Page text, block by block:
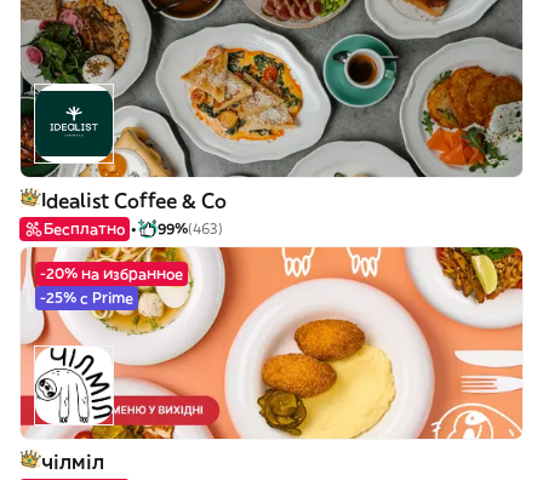
Idealist Coffee & Co
Бесплатно 99%(463)
-20% на избранное
-25% с Prime
чілміл